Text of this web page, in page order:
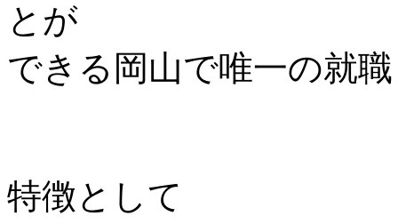
とが
できる岡山で唯一の就
特徴として